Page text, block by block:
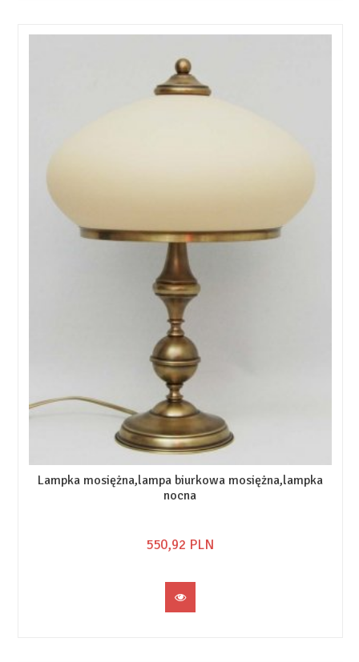
Lampka mosiężna,lampa biurkowa mosiężna,lampka
nocna
550,92 PLN